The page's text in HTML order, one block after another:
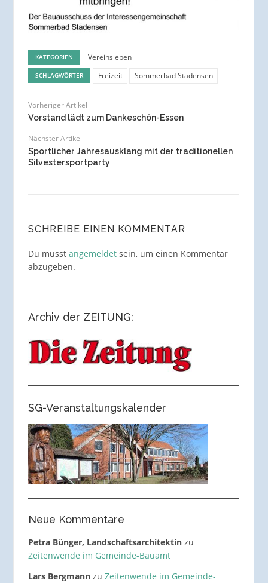
KATEGORIEN Vereinsleben
SCHLAGWÖRTER Freizeit Sommerbad Stadensen
Vorheriger Artikel
Vorstand lädt zum Dankeschön-Essen
Nächster Artikel
Sportlicher Jahresausklang mit der traditionellen
Silvestersportparty
SCHREIBE EINEN KOMMENTAR
Du musst angemeldetsein, um einen Kommentar
abzugeben.
Archiv der ZEITUNG:
SG-Veranstaltungskalender
Neue Kommentare
Petra Bünger, Landschaftsarchitektinzu
Zeitenwende im Gemeinde-Bauamt
Lars Bergmannzu Zeitenwende im Gemeinde-